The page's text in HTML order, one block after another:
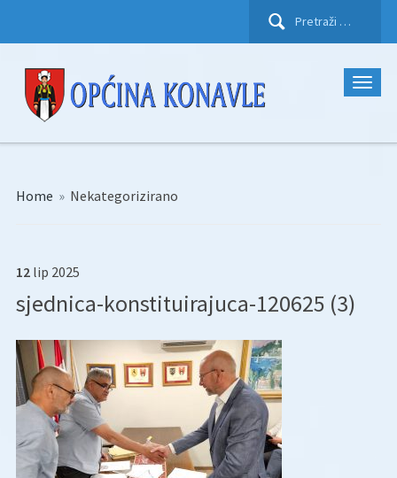
Pretraži:
Home » Nekategorizirano
12 lip 2025
sjednica-konstituirajuca-120625 (3)